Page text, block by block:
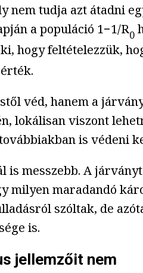
tudja azt átadni
a populáció 1−1/R0
hogy feltételezzük,
véd, hanem a
lokálisan viszont
is védeni
messzebb. A
milyen maradandó
szóltak, de
is.
jellemzőit nem